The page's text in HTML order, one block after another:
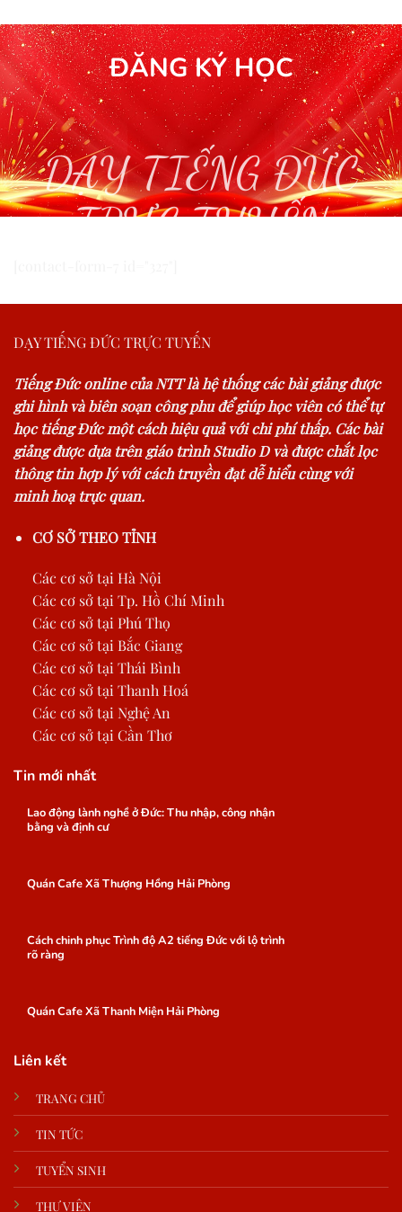
ĐĂNG KÝ HỌC
DẠY TIẾNG ĐỨC
TRỰC TUYẾN
DẠY TIẾNG ĐỨC TRỰC TUYẾN
Tiếng Đức online của NTT là hệ thống các bài giảng được
ghi hình và biên soạn công phu để giúp học viên có thể tự
học tiếng Đức một cách hiệu quả với chi phí thấp. Các bài
giảng được dựa trên giáo trình Studio D và được chắt lọc
thông tin hợp lý với cách truyền đạt dễ hiểu cùng với
minh hoạ trực quan.
CƠ SỞ THEO TỈNH
Các cơ sở tại Hà Nội
Các cơ sở tại Tp. Hồ Chí Minh
Các cơ sở tại Phú Thọ
Các cơ sở tại Bắc Giang
Các cơ sở tại Thái Bình
Các cơ sở tại Thanh Hoá
Các cơ sở tại Nghệ An
Các cơ sở tại Cần Thơ
Tin mới nhất
Lao động lành nghề ở Đức: Thu nhập, công nhận
bằng và định cư
Quán Cafe Xã Thượng Hồng Hải Phòng
Cách chinh phục Trình độ A2 tiếng Đức với lộ trình
rõ ràng
Quán Cafe Xã Thanh Miện Hải Phòng
Liên kết
TRANG CHỦ
TIN TỨC
TUYỂN SINH
THƯ VIỆN